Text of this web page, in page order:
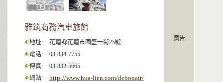
雅筑商務汽車旅館
地址:
花蓮縣花蓮市國盛一街25號
電話:
03-834-7755
傳真:
03-832-5665
網站:
http://www.hua-lien.com/debonair/
廣告